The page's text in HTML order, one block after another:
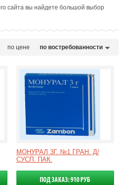
сайта вы найдете большой выбор
по цене по востребованности
МОНУРАЛ 3Г. №1 ГРАН. Д/
СУСП. ПАК.
ПОД ЗАКАЗ: 910 РУБ